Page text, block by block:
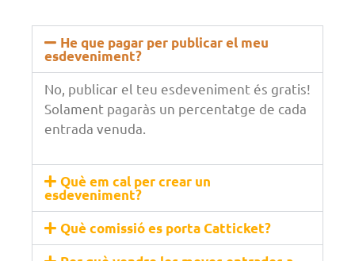
He que pagar per publicar el meu
esdeveniment?
No, publicar el teu esdeveniment és gratis!
Solament pagaràs un percentatge de cada
entrada venuda.
Què em cal per crear un
esdeveniment?
Què comissió es porta Catticket?